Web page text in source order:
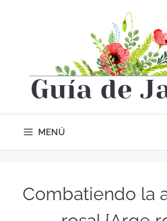
MENÚ
Combatiendo la